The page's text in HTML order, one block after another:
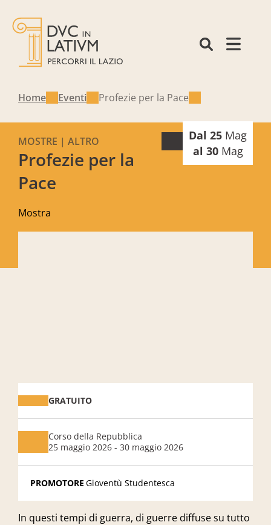
Home Eventi Profezie per la Pace
Profezie per la
Pace
MOSTRE | ALTRO
Mostra
Dal 25 Mag
al 30 Mag
In questi tempi di guerra, di guerre diffuse su tutto
GRATUITO
Corso della Repubblica
25 maggio 2026 - 30 maggio 2026
PROMOTORE Gioventù Studentesca